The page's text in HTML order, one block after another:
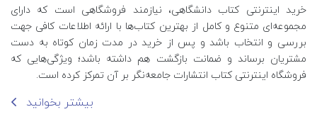
خرید اینترنتی کتاب‌ دانشگاهی، نیازمند فروشگاهی است که دارای
مجموعه‌ای متنوع و کامل از بهترین کتاب‌ها با ارائه اطلاعات کافی جهت
بررسی و انتخاب باشد و پس از خرید در مدت زمان کوتاه به دست
مشتریان برساند و ضمانت بازگشت هم داشته باشد؛ ویژگی‌هایی که
فروشگاه اینترنتی کتاب انتشارات جامعه‌نگر بر آن تمرکز کرده است.
بیشتر بخوانید